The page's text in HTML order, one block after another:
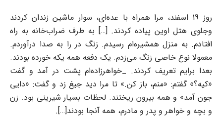
روز 19 اسفند، مرا همراه با عده‌ای، سوار ماشین زندان کردند
وجلوی هتل اوین پیاده کردند. […] به طرف ضراب‌خانه به راه
افتادم. به منزل همشیره‌ام رسیدم. زنگ در را به صدا درآوردم.
معمولا نوع خاصی زنگ می‌زدم. یک دفعه همه یکه خورده بودند.
بعدا برایم تعریف کردند. _خواهرزاده‌ام پشت در آمد و گفت
«کیه؟» گفتم: «منم، باز کن.» تا مرا دید جیغ زد و گفت: «دایی
جون آمد» و همه بیرون ریختند. لحظات بسیار شیرینی بود. زن
و بچه و خواهر و پدر و مادرم، همه آنجا بودند[…
].